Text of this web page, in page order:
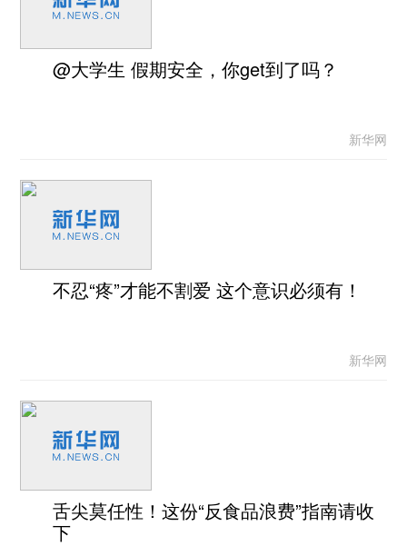
@大学生 假期安全，你get到了吗？
新华网
不忍“疼”才能不割爱 这个意识必须有！
新华网
舌尖莫任性！这份“反食品浪费”指南请收
下